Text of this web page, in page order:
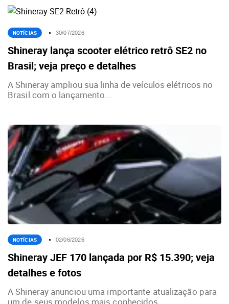
NOTÍCIAS 30/07/2026
Shineray lança scooter elétrico retrô SE2 no
Brasil; veja preço e detalhes
A Shineray ampliou sua linha de veículos elétricos no
Brasil com o lançamento...
NOTÍCIAS 02/06/2026
Shineray JEF 170 lançada por R$ 15.390; veja
detalhes e fotos
A Shineray anunciou uma importante atualização para